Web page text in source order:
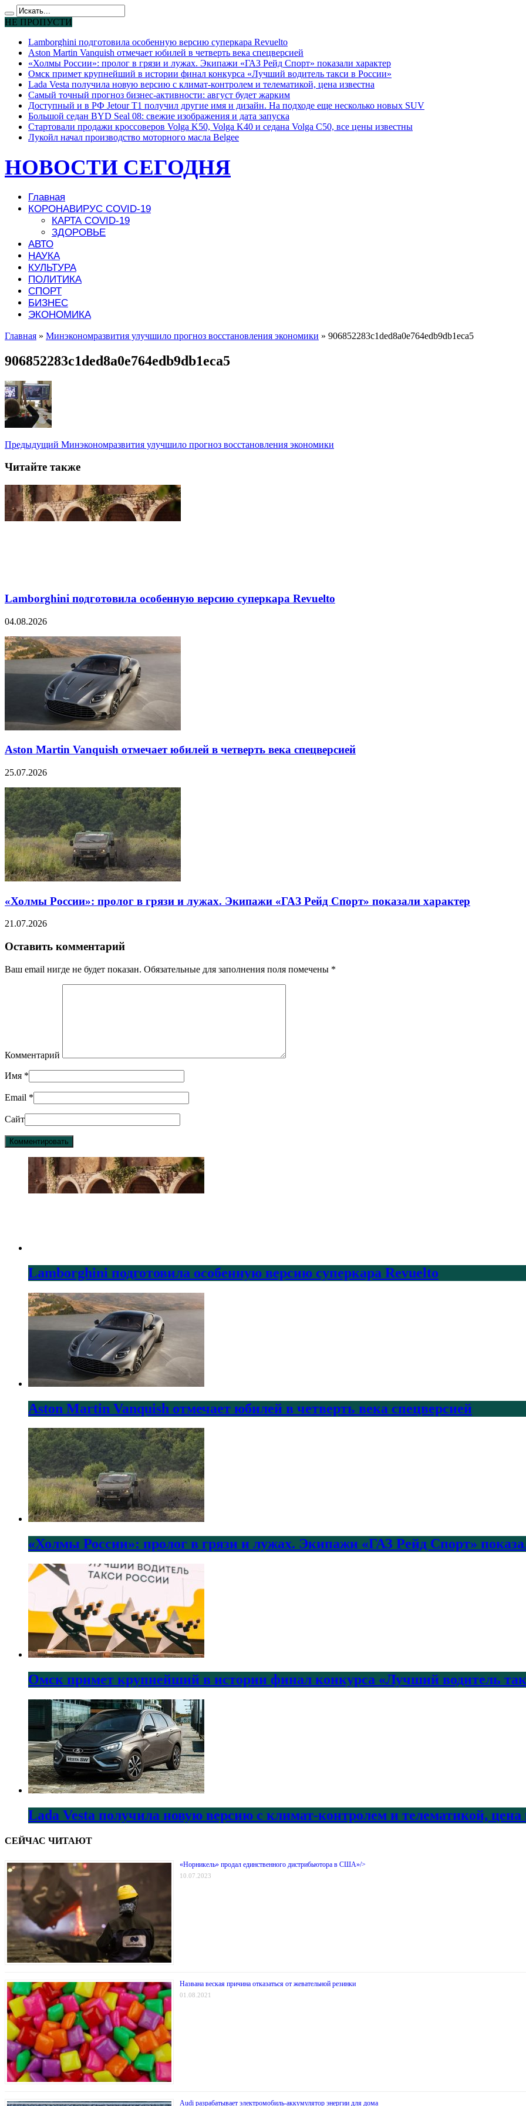
НЕ ПРОПУСТИ
Lamborghini подготовила особенную версию суперкара Revuelto
Aston Martin Vanquish отмечает юбилей в четверть века спецверсией
«Холмы России»: пролог в грязи и лужах. Экипажи «ГАЗ Рейд Спорт» показали характер
Омск примет крупнейший в истории финал конкурса «Лучший водитель такси в России»
Lada Vesta получила новую версию с климат-контролем и телематикой, цена известна
Самый точный прогноз бизнес-активности: август будет жарким
Доступный и в РФ Jetour T1 получил другие имя и дизайн. На подходе еще несколько новых SUV
Большой седан BYD Seal 08: свежие изображения и дата запуска
Стартовали продажи кроссоверов Volga K50, Volga K40 и седана Volga C50, все цены известны
Лукойл начал производство моторного масла Belgee
НОВОСТИ СЕГОДНЯ
Главная
КОРОНАВИРУС COVID-19
КАРТА COVID-19
ЗДОРОВЬЕ
АВТО
НАУКА
КУЛЬТУРА
ПОЛИТИКА
СПОРТ
БИЗНЕС
ЭКОНОМИКА
Главная » Минэкономразвития улучшило прогноз восстановления экономики » 906852283c1ded8a0e764edb9db1eca5
906852283c1ded8a0e764edb9db1eca5
Предыдущий Минэкономразвития улучшило прогноз восстановления экономики
Читайте также
Lamborghini подготовила особенную версию суперкара Revuelto
04.08.2026
Aston Martin Vanquish отмечает юбилей в четверть века спецверсией
25.07.2026
«Холмы России»: пролог в грязи и лужах. Экипажи «ГАЗ Рейд Спорт» показали характер
21.07.2026
Оставить комментарий
Ваш email нигде не будет показан. Обязательные для заполнения поля помечены *
Комментарий
Имя *
Email *
Сайт
Lamborghini подготовила особенную версию суперкара Revuelto
Aston Martin Vanquish отмечает юбилей в четверть века спецверсией
«Холмы России»: пролог в грязи и лужах. Экипажи «ГАЗ Рейд Спорт»
Омск примет крупнейший в истории финал конкурса «Лучший водитель
Lada Vesta получила новую версию с климат-контролем и телематикой, цена
СЕЙЧАС ЧИТАЮТ
«Норникель» продал единственного дистрибьютора в США»/>
10.07.2023
Названа веская причина отказаться от жевательной резинки
01.08.2021
Audi разрабатывает электромобиль-аккумулятор энергии для дома